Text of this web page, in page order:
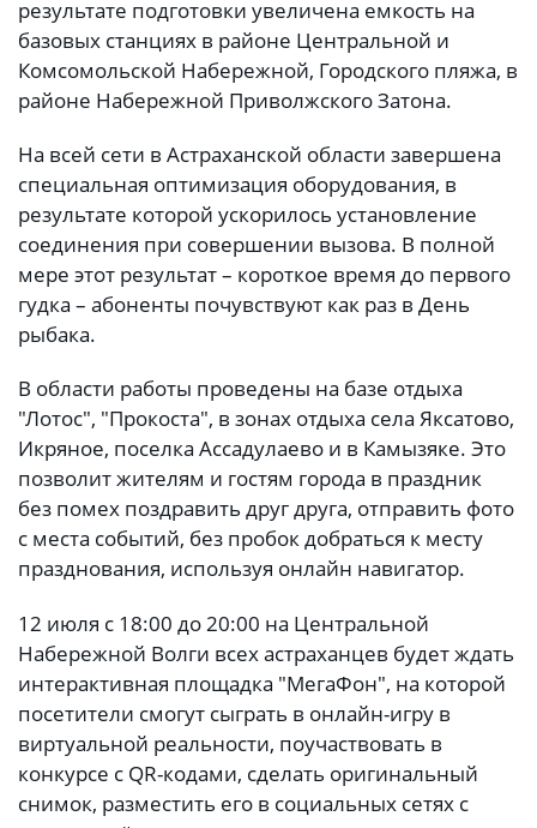
результате подготовки увеличена емкость на
базовых станциях в районе Центральной и
Комсомольской Набережной, Городского пляжа, в
районе Набережной Приволжского Затона.
На всей сети в Астраханской области завершена
специальная оптимизация оборудования, в
результате которой ускорилось установление
соединения при совершении вызова. В полной
мере этот результат – короткое время до первого
гудка – абоненты почувствуют как раз в День
рыбака.
В области работы проведены на базе отдыха
"Лотос", "Прокоста", в зонах отдыха села Яксатово,
Икряное, поселка Ассадулаево и в Камызяке. Это
позволит жителям и гостям города в праздник
без помех поздравить друг друга, отправить фото
с места событий, без пробок добраться к месту
празднования, используя онлайн навигатор.
12 июля с 18:00 до 20:00 на Центральной
Набережной Волги всех астраханцев будет ждать
интерактивная площадка "МегаФон", на которой
посетители смогут сыграть в онлайн-игру в
виртуальной реальности, поучаствовать в
конкурсе с QR-кодами, сделать оригинальный
снимок, разместить его в социальных сетях с